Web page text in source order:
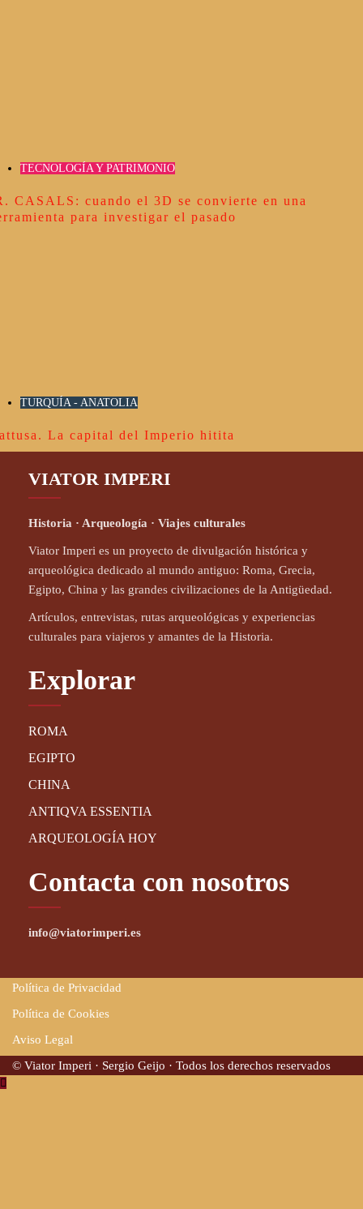
TECNOLOGÍA Y PATRIMONIO
CASALS: cuando el 3D se convierte en una
para investigar el pasado
TURQUÍA - ANATOLIA
La capital del Imperio hitita
VIATOR IMPERI
Historia · Arqueología · Viajes culturales
Viator Imperi es un proyecto de divulgación histórica y
arqueológica dedicado al mundo antiguo: Roma, Grecia,
Egipto, China y las grandes civilizaciones de la Antigüedad.
Artículos, entrevistas, rutas arqueológicas y experiencias
culturales para viajeros y amantes de la Historia.
Explorar
ROMA
EGIPTO
CHINA
ANTIQVA ESSENTIA
ARQUEOLOGÍA HOY
Contacta con nosotros
info@viatorimperi.es
Política de Privacidad
Política de Cookies
Aviso Legal
© Viator Imperi · Sergio Geijo · Todos los derechos reservados